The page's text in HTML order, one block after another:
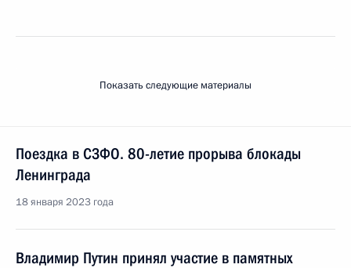
Показать следующие материалы
Поездка в СЗФО. 80-летие прорыва блокады
Ленинграда
18 января 2023 года
Владимир Путин принял участие в памятных